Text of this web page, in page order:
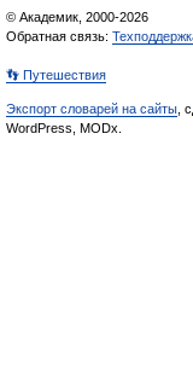
© Академик, 2000-2026
Обратная связь:
👣 Путешествия
Экспорт словарей на сайты ,
WordPress, MODx.